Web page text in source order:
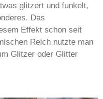
glitzert und funkelt,
Das
Effekt schon seit
Reich nutzte man
Glitzer oder Glitter